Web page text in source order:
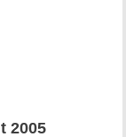
2005